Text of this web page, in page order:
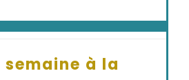
à la